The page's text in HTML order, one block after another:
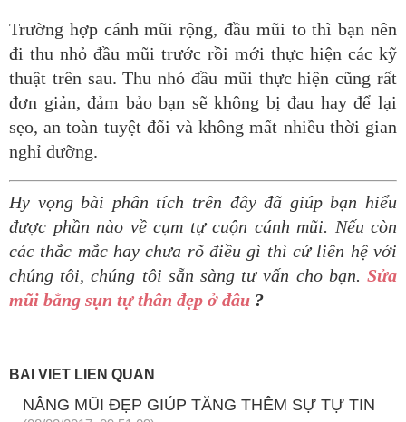
Trường hợp cánh mũi rộng, đầu mũi to thì bạn nên
đi thu nhỏ đầu mũi trước rồi mới thực hiện các kỹ
thuật trên sau. Thu nhỏ đầu mũi thựchiện cũng rất
đơn giản, đảm bảo bạn sẽ không bị đau hay để lại
sẹo,an toàn tuyệt đối và không mất nhiều thời gian
nghỉ dưỡng.
Hy vọng bài phân tích trên đây đã giúp bạn hiểu
được phần nào về cụm tự cuộn cánh mũi. Nếu còn
các thắc mắc hay chưa rõ điều gì thì cứ liên hệ với
chúng tôi, chúng tôi sẵn sàng tư vấn cho bạn. Sửa
mũi bằng sụn tự thân đẹp ở đâu ?
BÀI VIẾT LIÊN QUAN
NÂNG MŨI ĐẸP GIÚP TĂNG THÊM SỰ TỰ TIN